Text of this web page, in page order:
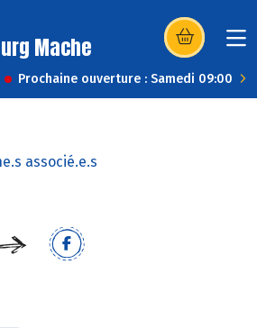
Mache (s’ouvre dans
Prochaine ouverture : Samedi 09:00
associé.e.s